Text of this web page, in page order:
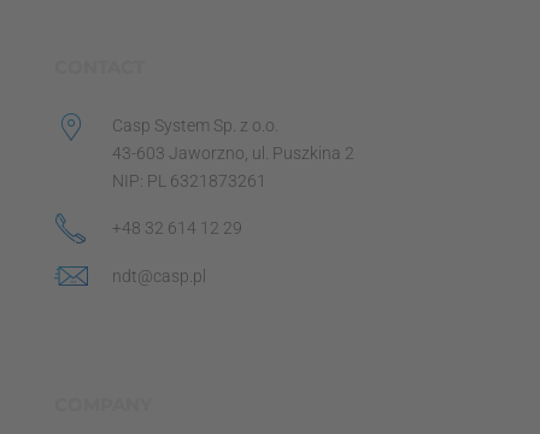
Casp System Sp. z o.o.
43-603 Jaworzno, ul. Puszkina 2
NIP: PL 6321873261
+48 32 614 12 29
ndt@casp.pl